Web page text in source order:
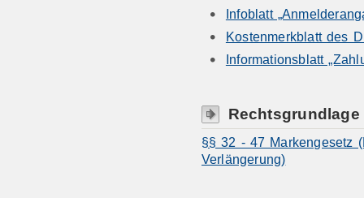
Infoblatt
Kostenmerkblatt des
Informationsblatt
Rechtsgrundlage
§§ 32 - 47 Markengesetz
Verlängerung)